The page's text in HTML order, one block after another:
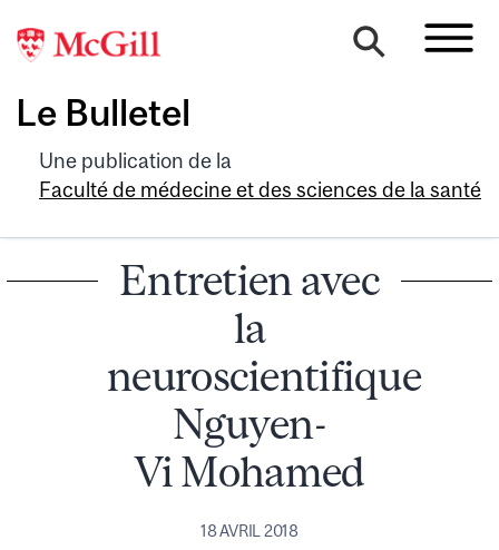
Le Bulletel
Une publication de la
Faculté de médecine et des sciences de la santé
Entretien avec
la
neuroscientifique
Nguyen-
Vi Mohamed
18 AVRIL 2018